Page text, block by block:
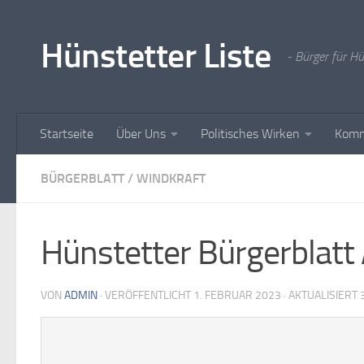
Hünstetter Liste - Bürger für
Startseite Über Uns Politisches Wirken
BÜRGERBLATT / WINDKRAFT
Hünstetter Bürgerblatt
VON ADMIN · VERÖFFENTLICHT 1. FEBRUAR 2023 · AKTUALISIERT